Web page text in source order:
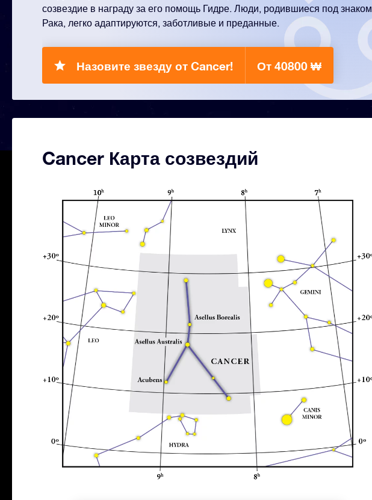
созвездие в награду за его помощь Гидре. Люди, родившиеся под знаком
Рака, легко адаптируются, заботливые и преданные.
Назовите звезду от Cancer! От 40800 ₩
Cancer Карта созвездий